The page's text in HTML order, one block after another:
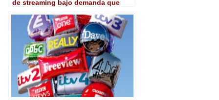
de streaming bajo demanda que